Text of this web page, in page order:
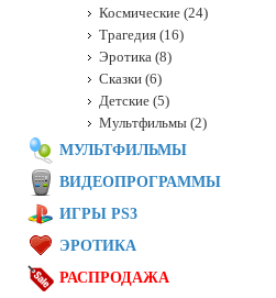
Космические (24)
Трагедия (16)
Эротика (8)
Сказки (6)
Детские (5)
Мультфильмы (2)
МУЛЬТФИЛЬМЫ
ВИДЕОПРОГРАММЫ
ИГРЫ PS3
ЭРОТИКА
РАСПРОДАЖА